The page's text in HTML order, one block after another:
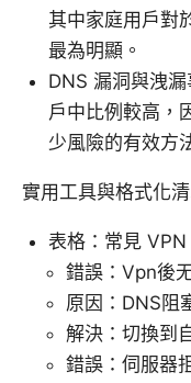
其中家庭用戶對
最為明顯。
DNS 漏洞與洩
戶中比例較高，
少風險的有效方
實用工具與格式化
表格：常見
錯誤：Vpn後
原因：DNS阻
解決：切換到
錯誤：伺服器